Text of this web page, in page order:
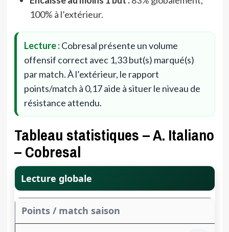
100% à l’extérieur.
Lecture :Cobresal présente un volume
offensif correct avec 1,33 but(s) marqué(s)
par match. À l’extérieur, le rapport
points/match à 0,17 aide à situer le niveau de
résistance attendu.
Tableau statistiques – A. Italiano
– Cobresal
Lecture globale
Points / match saison